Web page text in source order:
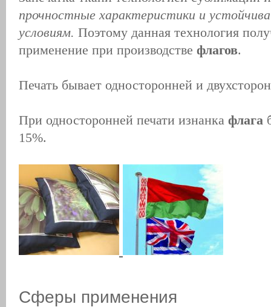
прочностные характеристики и
условиям. Поэтому данная технология
применение при производстве флагов.
Печать бывает односторонней и
При односторонней печати изнанка флага
15%.
Сферы применения